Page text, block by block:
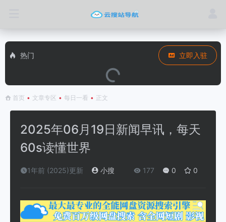
热门 立即入驻
首页 • 文章专区 • 每日一看 • 正文
2025年06月19日新闻早讯，每天
60s读懂世界
1年前 (2025)更新 小搜 177 0 0